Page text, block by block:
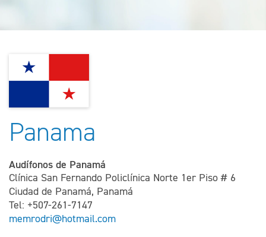
Panama
Audífonos de Panamá
Clínica San Fernando Policlínica Norte 1er Piso # 6
Ciudad de Panamá, Panamá
Tel: +507-261-7147
memrodri@hotmail.com